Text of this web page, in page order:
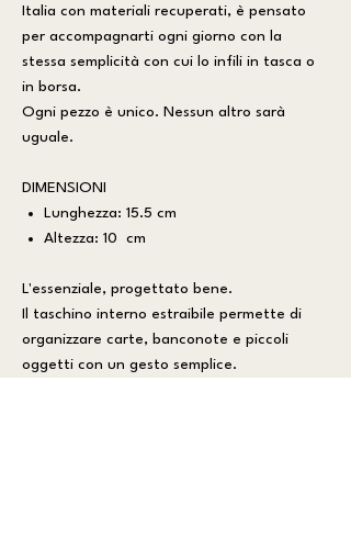
Italia con materiali recuperati, è pensato
per accompagnarti ogni giorno con la
stessa semplicità con cui lo infili in tasca o
in borsa.
Ogni pezzo è unico. Nessun altro sarà
uguale.
DIMENSIONI
Lunghezza: 15.5 cm
Altezza: 10 cm
L'essenziale, progettato bene.
Il taschino interno estraibile permette di
organizzare carte, banconote e piccoli
oggetti con un gesto semplice.